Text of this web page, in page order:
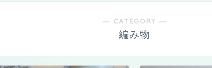
― CATEGORY ―
編み物